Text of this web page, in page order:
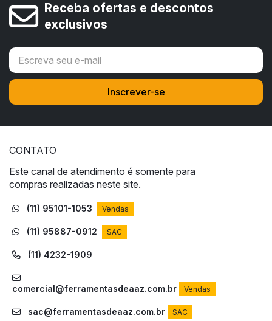
Receba ofertas e descontos
exclusivos
CONTATO
Este canal de atendimento é somente para
compras realizadas neste site.
(11) 95101-1053 Vendas
(11) 95887-0912 SAC
(11) 4232-1909
comercial@ferramentasdeaaz.com.br Vendas
sac@ferramentasdeaaz.com.br SAC